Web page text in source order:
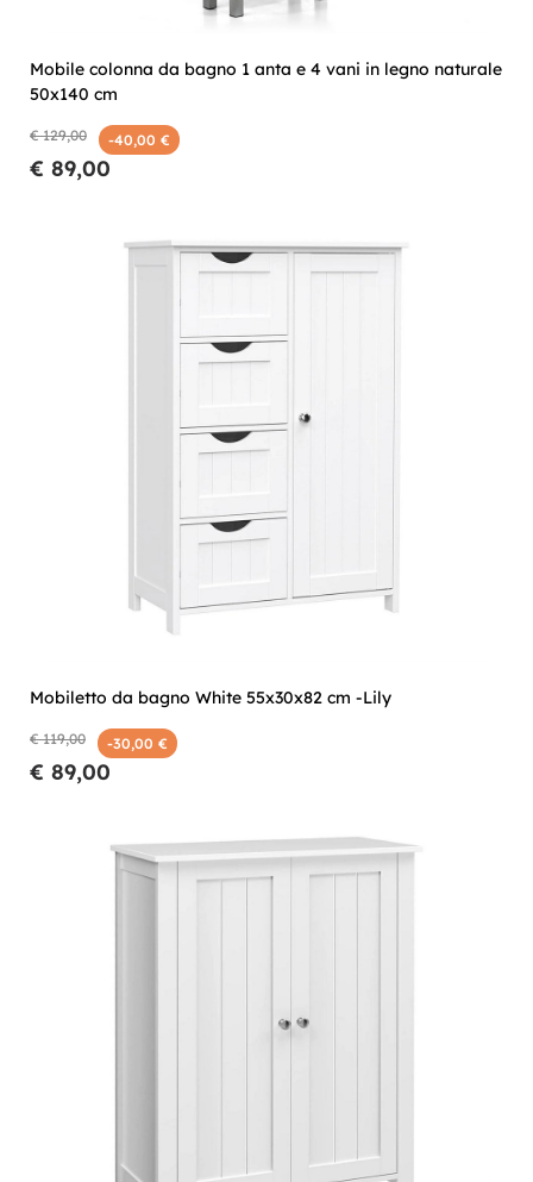
Mobile colonna da bagno 1 anta e 4 vani in legno naturale
50x140 cm
€ 129,00 -40,00 €
€ 89,00
Mobiletto da bagno White 55x30x82 cm -Lily
€ 119,00 -30,00 €
€ 89,00